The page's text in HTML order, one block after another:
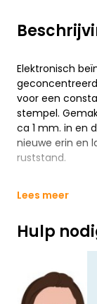
Elektronisch
voor een
stempel.
ca 1 mm. in en
nieuwe erin en
ruststand.
Lees meer
Hulp